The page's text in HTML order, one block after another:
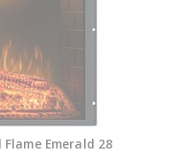
Emerald 28